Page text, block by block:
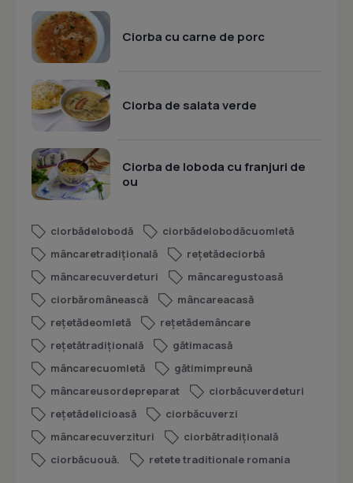
Ciorba cu carne de porc
Ciorba de salata verde
Ciorba de loboda cu franjuri de
ou
ciorbădelobodă
ciorbădelobodăcuomletă
mâncaretradițională
rețetădeciorbă
mâncarecuverdeturi
mâncaregustoasă
ciorbăromânească
mâncareacasă
rețetădeomletă
rețetădemâncare
rețetătradițională
gătimacasă
mâncarecuomletă
gătimimpreună
mâncareusordepreparat
ciorbăcuverdeturi
rețetădelicioasă
ciorbăcuverzi
mâncarecuverzituri
ciorbătradițională
ciorbăcuouă.
retete traditionale romania